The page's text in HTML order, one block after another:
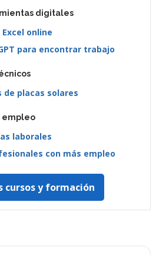
digitales
online
para encontrar trabajo
placas solares
empleo
laborales
con más empleo
cursos y formación